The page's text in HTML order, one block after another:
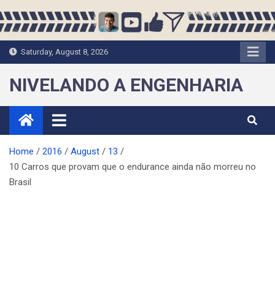
to
Saturday, August 8, 2026
NIVELANDO A ENGENHARIA
Home 2016 August
13
10 Carros que provam que o endurance ainda não morreu no
Brasil